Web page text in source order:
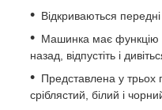
Відкриваються
Машинка має функцію
назад, відпустіть і
Представлена у трьох
сріблястий, білий і